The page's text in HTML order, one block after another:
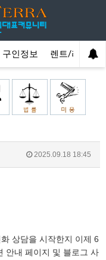
구인정보 렌트/리스
2025.09.18 18:45
상담을 시작한지 이제 6
안내 페이지 및 블로그 사